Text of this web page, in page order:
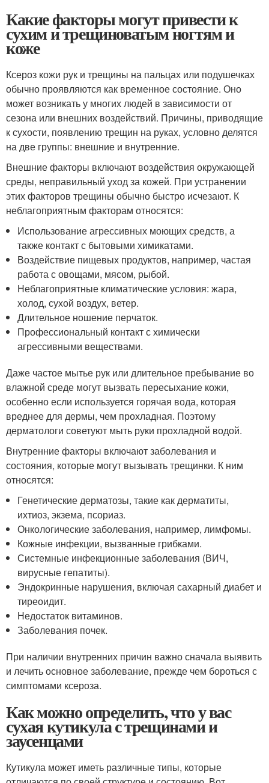
Какие факторы могут привести к
сухим и трещиноватым ногтям и
коже
Ксероз кожи рук и трещины на пальцах или подушечках
обычно проявляются как временное состояние. Оно
может возникать у многих людей в зависимости от
сезона или внешних воздействий. Причины, приводящие
к сухости, появлению трещин на руках, условно делятся
на две группы: внешние и внутренние.
Внешние факторы включают воздействия окружающей
среды, неправильный уход за кожей. При устранении
этих факторов трещины обычно быстро исчезают. К
неблагоприятным факторам относятся:
Использование агрессивных моющих средств, а
также контакт с бытовыми химикатами.
Воздействие пищевых продуктов, например, частая
работа с овощами, мясом, рыбой.
Неблагоприятные климатические условия: жара,
холод, сухой воздух, ветер.
Длительное ношение перчаток.
Профессиональный контакт с химически
агрессивными веществами.
Даже частое мытье рук или длительное пребывание во
влажной среде могут вызвать пересыхание кожи,
особенно если используется горячая вода, которая
вреднее для дермы, чем прохладная. Поэтому
дерматологи советуют мыть руки прохладной водой.
Внутренние факторы включают заболевания и
состояния, которые могут вызывать трещинки. К ним
относятся:
Генетические дерматозы, такие как дерматиты,
ихтиоз, экзема, псориаз.
Онкологические заболевания, например, лимфомы.
Кожные инфекции, вызванные грибками.
Системные инфекционные заболевания (ВИЧ,
вирусные гепатиты).
Эндокринные нарушения, включая сахарный диабет и
тиреоидит.
Недостаток витаминов.
Заболевания почек.
При наличии внутренних причин важно сначала выявить
и лечить основное заболевание, прежде чем бороться с
симптомами ксероза.
Как можно определить, что у вас
сухая кутикула с трещинами и
заусенцами
Кутикула может иметь различные типы, которые